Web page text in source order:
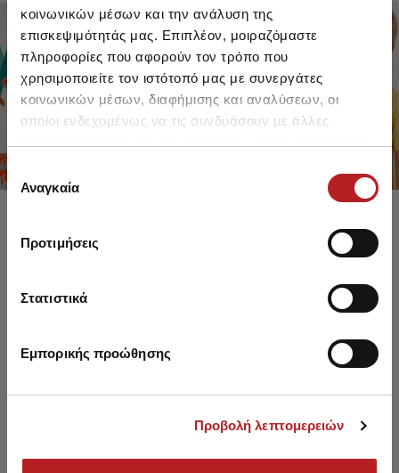
κοινωνικών μέσων και την ανάλυση της
επισκεψιμότητάς μας. Επιπλέον, μοιραζόμαστε
πληροφορίες που αφορούν τον τρόπο που
χρησιμοποιείτε τον ιστότοπό μας με συνεργάτες
κοινωνικών μέσων, διαφήμισης και αναλύσεων, οι
οποίοι ενδεχομένως να τις συνδυάσουν με άλλες
των υπηρεσιών τους.
Επιλογή
συγκατάθεσης
Αναγκαία
Προτιμήσεις
Στατιστικά
Εμπορικής προώθησης
Προβολή λεπτομερειών
FOR GIRLS
UP TO -30%
SHOP SALE
FOR BOYS
UP TO -30%
SHOP SALE